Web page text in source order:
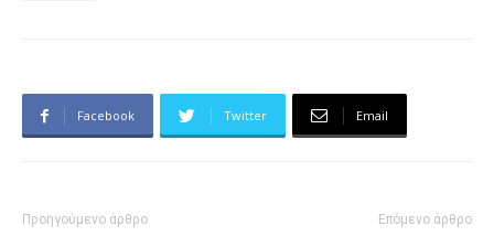
Facebook Twitter Email
Προηγούμενο άρθρο Επόμενο άρθρο